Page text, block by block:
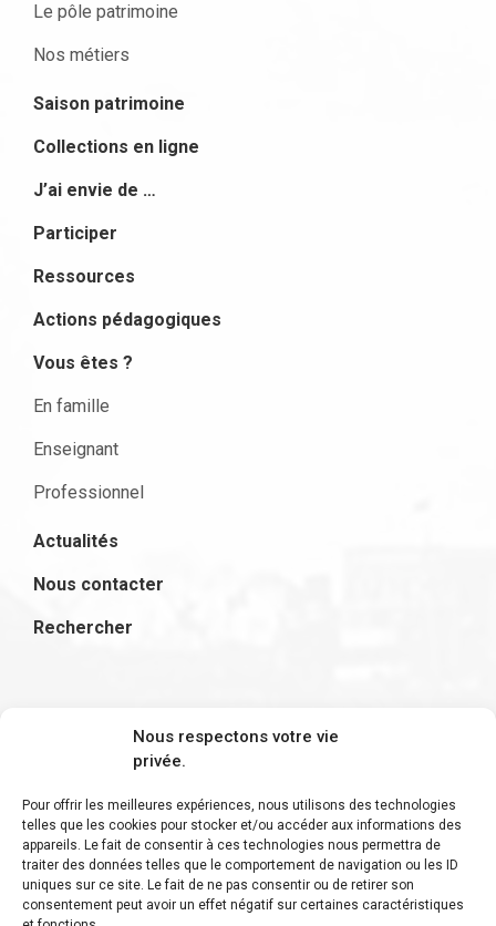
Nous respectons votre vie
privée.
Pour offrir les meilleures expériences, nous utilisons des technologies
telles que les cookies pour stocker et/ou accéder aux informations des
appareils. Le fait de consentir à ces technologies nous permettra de
traiter des données telles que le comportement de navigation ou les ID
uniques sur ce site. Le fait de ne pas consentir ou de retirer son
consentement peut avoir un effet négatif sur certaines caractéristiques
Le pôle patrimoine
Nos métiers
Saison patrimoine
Collections en ligne
J’ai envie de …
Participer
Ressources
Actions pédagogiques
Vous êtes ?
En famille
Enseignant
Professionnel
Actualités
Nous contacter
Rechercher
S'inscrire à la newsletter
Restez informé des derniers ajouts et des
dernières actualités !